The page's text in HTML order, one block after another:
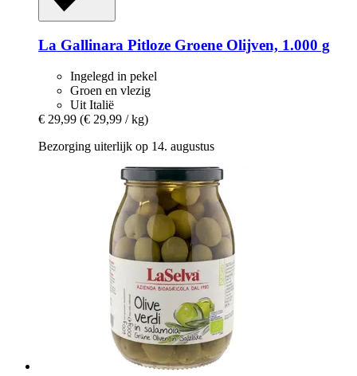
La Gallinara Pitloze Groene Olijven, 1.000 g
Ingelegd in pekel
Groen en vlezig
Uit Italië
€ 29,99 (€ 29,99 / kg)
Bezorging uiterlijk op 14. augustus